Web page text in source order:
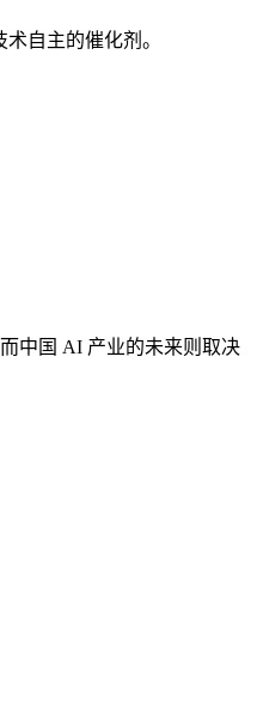
自主的催化剂。
中国 AI 产业的未来则取决